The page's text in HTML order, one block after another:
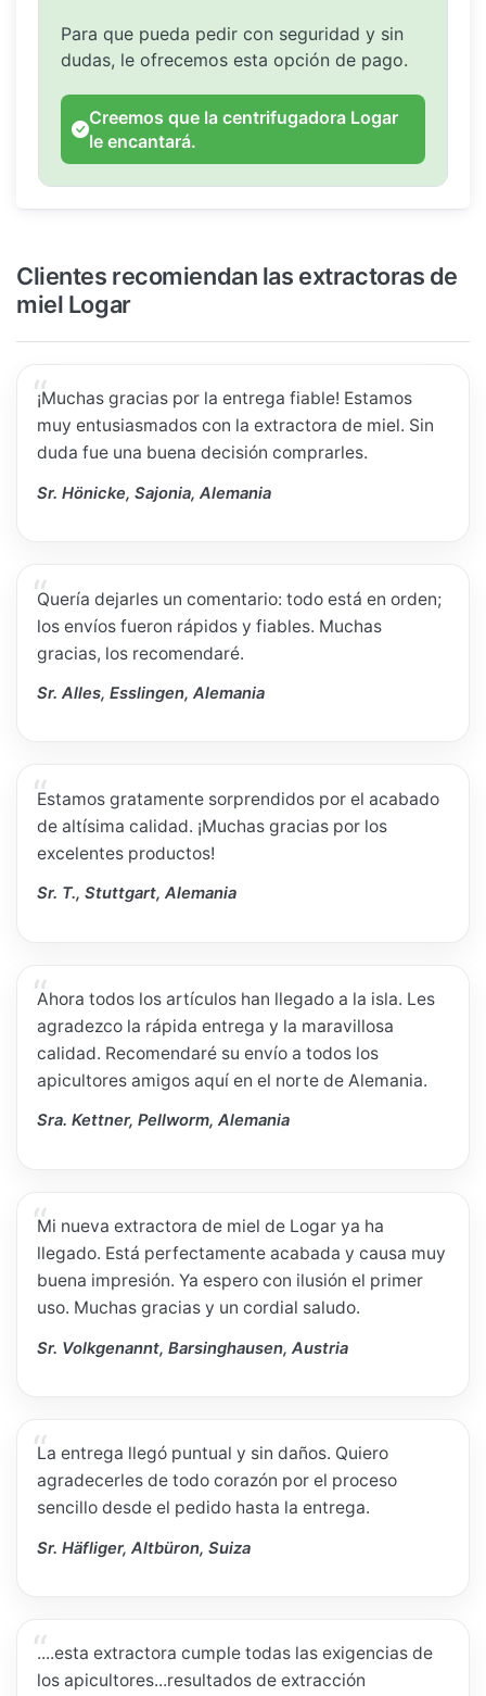
Para que pueda pedir con seguridad y sin
dudas, le ofrecemos esta opción de pago.
Creemos que la centrifugadora Logar
le encantará.
Clientes recomiendan las extractoras de
miel Logar
¡Muchas gracias por la entrega fiable! Estamos
muy entusiasmados con la extractora de miel. Sin
duda fue una buena decisión comprarles.
Sr. Hönicke, Sajonia, Alemania
Quería dejarles un comentario: todo está en orden;
los envíos fueron rápidos y fiables. Muchas
gracias, los recomendaré.
Sr. Alles, Esslingen, Alemania
Estamos gratamente sorprendidos por el acabado
de altísima calidad. ¡Muchas gracias por los
excelentes productos!
Sr. T., Stuttgart, Alemania
Ahora todos los artículos han llegado a la isla. Les
agradezco la rápida entrega y la maravillosa
calidad. Recomendaré su envío a todos los
apicultores amigos aquí en el norte de Alemania.
Sra. Kettner, Pellworm, Alemania
Mi nueva extractora de miel de Logar ya ha
llegado. Está perfectamente acabada y causa muy
buena impresión. Ya espero con ilusión el primer
uso. Muchas gracias y un cordial saludo.
Sr. Volkgenannt, Barsinghausen, Austria
La entrega llegó puntual y sin daños. Quiero
agradecerles de todo corazón por el proceso
sencillo desde el pedido hasta la entrega.
Sr. Häfliger, Altbüron, Suiza
....esta extractora cumple todas las exigencias de
los apicultores...resultados de extracción